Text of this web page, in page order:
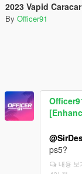
2023 Vapid Caracara [Add-On | LODs | Tuning | Liveries]
By Officer91
ps5?
내용 보